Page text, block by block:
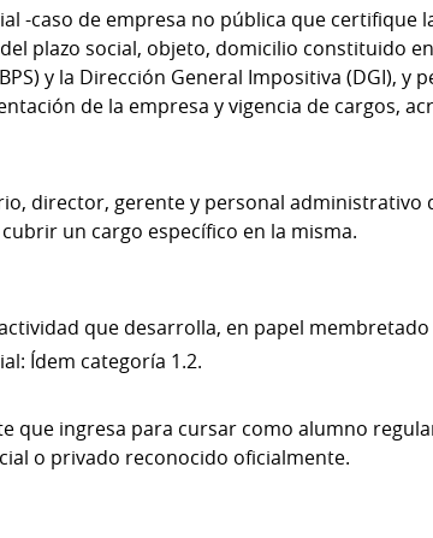
-caso de empresa no pública que certifique
plazo social, objeto, domicilio constituido
y la Dirección General Impositiva (DGI),
de la empresa y vigencia de cargos,
director, gerente y personal
un cargo específico en la misma.
que desarrolla, en papel
Ídem categoría 1.2.
que ingresa para cursar como alumno
o privado reconocido oficialmente.